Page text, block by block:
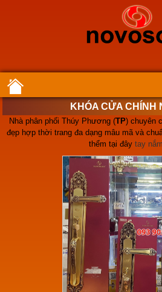
KHÓA CỬA CHÍNH
Nhà phân phối Thúy Phương (TP) chuyên
đẹp hợp thời trang đa dạng mâu mã và
thểm tại đâytay